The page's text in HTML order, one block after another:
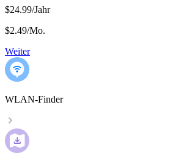
$24.99/Jahr
$2.49/Mo.
Weiter
WLAN-Finder